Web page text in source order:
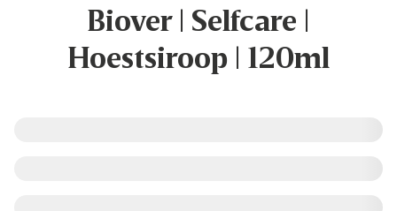
Biover | Selfcare |
Hoestsiroop | 120ml